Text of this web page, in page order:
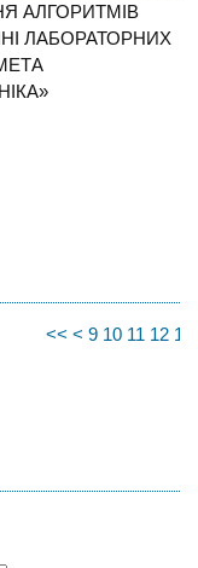
АЛГОРИТМІВ
ЛАБОРАТОРНИХ
<< < 9 10 11 12 13